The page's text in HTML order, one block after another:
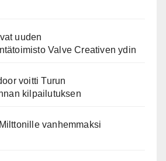
uuden
Valve Creativen ydin
voitti Turun
kilpailutuksen
vanhemmaksi